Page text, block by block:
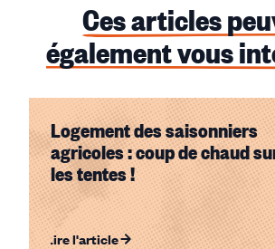
Ces articles
également vous
Logement des saisonniers
agricoles : coup de chaud
les tentes !
Lire l'article